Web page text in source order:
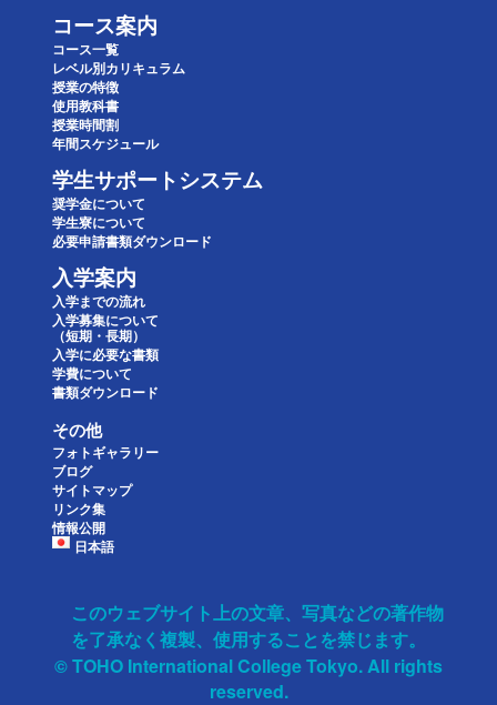
コース案内
コース一覧
レベル別カリキュラム
授業の特徴
使用教科書
授業時間割
年間スケジュール
学生サポートシステム
奨学金について
学生寮について
必要申請書類ダウンロード
入学案内
入学までの流れ
入学募集について
（短期・長期）
入学に必要な書類
学費について
書類ダウンロード
その他
フォトギャラリー
ブログ
サイトマップ
リンク集
情報公開
日本語
このウェブサイト上の文章、写真などの著作物
を了承なく複製、使用することを禁じます。
© TOHO International College Tokyo. All rights
reserved.